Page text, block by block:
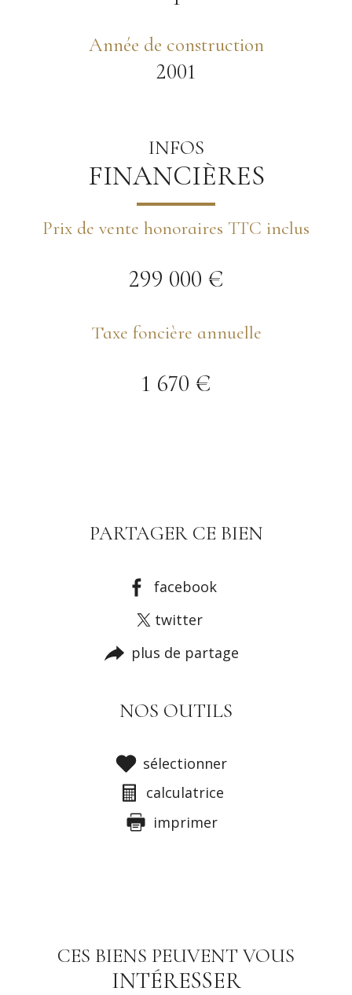
Année de construction
2001
INFOS
FINANCIÈRES
Prix de vente honoraires TTC inclus
299 000 €
Taxe foncière annuelle
1 670 €
PARTAGER CE BIEN
facebook
twitter
plus de partage
NOS OUTILS
sélectionner
calculatrice
imprimer
CES BIENS PEUVENT VOUS
INTÉRESSER